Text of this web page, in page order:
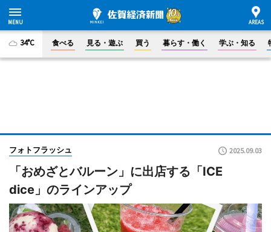
34°C 食べる 見る・遊ぶ 買う 暮らす・働く 学ぶ・知る
フォトフラッシュ 2025.09.03
「おめざとバルーン」に出店する「ICE
dice」のラインアップ